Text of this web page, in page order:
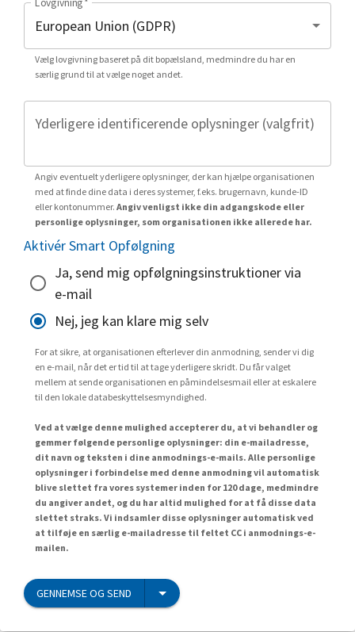
Vælg lovgivning baseret på dit bopælsland, medmindre du har en
særlig grund til at vælge noget andet.
Yderligere identificerende oplysninger (valgfrit)
Angiv eventuelt yderligere oplysninger, der kan hjælpe organisationen
med at finde dine data i deres systemer, f.eks. brugernavn, kunde-ID
eller kontonummer. Angiv venligst ikke din adgangskode eller
personlige oplysninger, som organisationen ikke allerede har.
Aktivér Smart Opfølgning
Ja, send mig opfølgningsinstruktioner via
e-mail
Nej, jeg kan klare mig selv
For at sikre, at organisationen efterlever din anmodning, sender vi dig
en e-mail, når det er tid til at tage yderligere skridt. Du får valget
mellem at sende organisationen en påmindelsesmail eller at eskalere
til den lokale databeskyttelsesmyndighed.
Ved at vælge denne mulighed accepterer du, at vi behandler og
gemmer følgende personlige oplysninger: din e-mailadresse,
dit navn og teksten i dine anmodnings-e-mails. Alle personlige
oplysninger i forbindelse med denne anmodning vil automatisk
blive slettet fra vores systemer inden for 120 dage, medmindre
du angiver andet, og du har altid mulighed for at få disse data
slettet straks. Vi indsamler disse oplysninger automatisk ved
at tilføje en særlig e-mailadresse til feltet CC i anmodnings-e-
mailen.
GENNEMSE OG SEND